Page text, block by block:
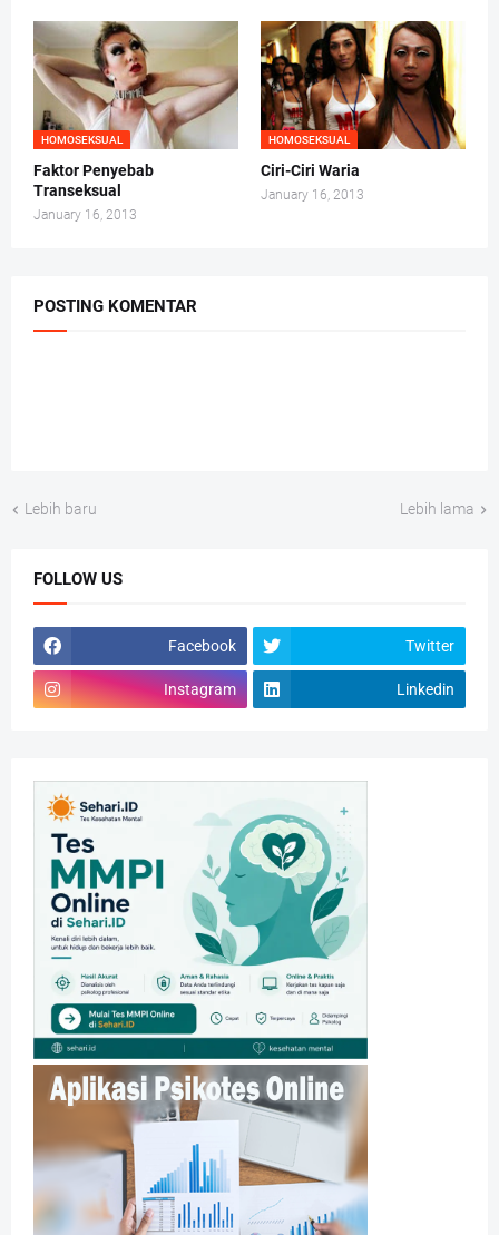
HOMOSEKSUAL
Faktor Penyebab
Transeksual
January 16, 2013
HOMOSEKSUAL
Ciri-Ciri Waria
January 16, 2013
POSTING KOMENTAR
Lebih baru Lebih lama
FOLLOW US
Facebook Twitter
Instagram Linkedin